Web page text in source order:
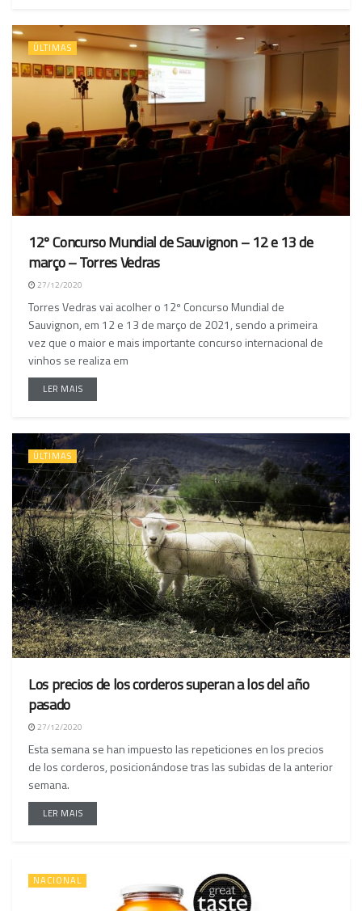
ÚLTIMAS
12º Concurso Mundial de Sauvignon – 12 e 13 de
março – Torres Vedras
27/12/2020
Torres Vedras vai acolher o 12º Concurso Mundial de
Sauvignon, em 12 e 13 de março de 2021, sendo a primeira
vez que o maior e mais importante concurso internacional de
vinhos se realiza em
LER MAIS
ÚLTIMAS
Los precios de los corderos superan a los del año
pasado
27/12/2020
Esta semana se han impuesto las repeticiones en los precios
de los corderos, posicionándose tras las subidas de la anterior
semana.
LER MAIS
NACIONAL